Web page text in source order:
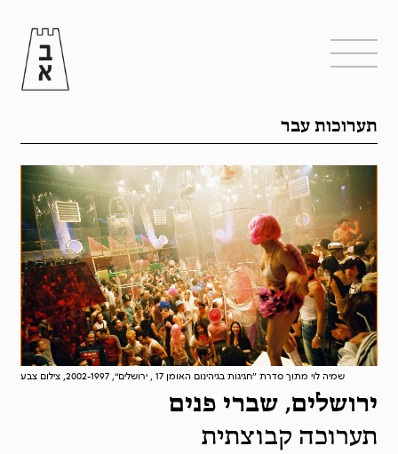
תערוכות עבר
שמיה לוי מתוך סדרת ”חגיגות בגיהינום האומן 17 , ירושלים“, 2002-1997, צילום צבע
ירושלים, שברי פנים
תערוכה קבוצתית